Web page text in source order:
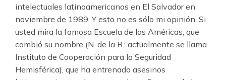
intelectuales latinoamericanos en El Salvador en
noviembre de 1989. Y esto no es sólo mi opinión. Si
usted mira la famosa Escuela de las Américas, que
cambió su nombre (N. de la R.: actualmente se llama
Instituto de Cooperación para la Seguridad
Hemisférica), que ha entrenado asesinos